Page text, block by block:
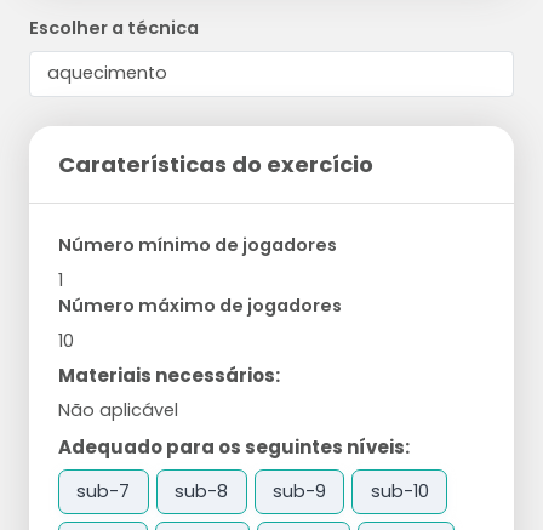
Escolher a técnica
Caraterísticas do exercício
Número mínimo de jogadores
1
Número máximo de jogadores
10
Materiais necessários:
Não aplicável
Adequado para os seguintes níveis:
sub-7 sub-8 sub-9 sub-10